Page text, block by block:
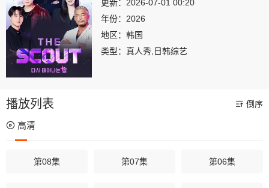
更新： 2026-07-01 00:20
年份： 2026
地区： 韩国
类型： 真人秀,日韩综艺
播放列表 倒序
高清
第08集 第07集 第06集